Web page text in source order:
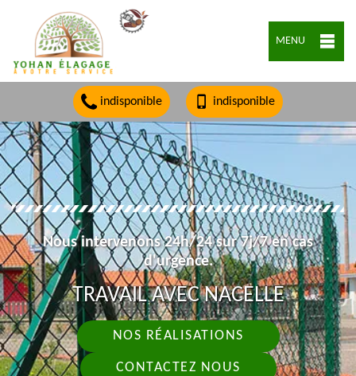
MENU
indisponible indisponible
Nous intervenons 24h/24 sur 7j/7 en cas
d'urgence.
TRAVAIL AVEC NACELLE
NOS RÉALISATIONS
CONTACTEZ NOUS